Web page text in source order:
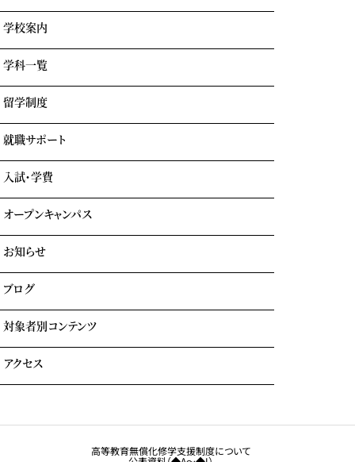
学校案内
学園情報・教育理念
リアルな実習室
業界出身の自慢の講師陣
学科一覧
エアライン科
ホテル科
テーマパーク科
留学制度
GOTEMBA ENGLISH CAMP
就職サポート
就職内定実績一覧
入試・学費
学費について
自立進学サポート
各種奨学金・教育ローン・給付金
よくある質問
オープンキャンパス
イベント参加時のサポート
お知らせ
ブログ
対象者別コンテンツ
大学生・社会人の方へ
観光業界 進学ガイドブック
アクセス
高等教育無償化修学支援制度について